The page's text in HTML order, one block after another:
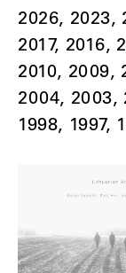
2026 2023
2017 2016
2010 2009
2004 2003
1998 1997